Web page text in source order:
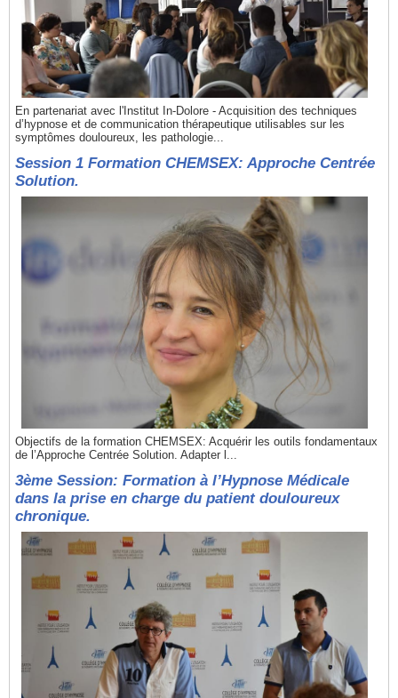
En partenariat avec l'Institut In-Dolore - Acquisition des techniques
d’hypnose et de communication thérapeutique utilisables sur les
symptômes douloureux, les pathologie...
Session 1 Formation CHEMSEX: Approche Centrée
Solution.
Objectifs de la formation CHEMSEX: Acquérir les outils fondamentaux
de l’Approche Centrée Solution. Adapter l...
3ème Session: Formation à l’Hypnose Médicale
dans la prise en charge du patient douloureux
chronique.